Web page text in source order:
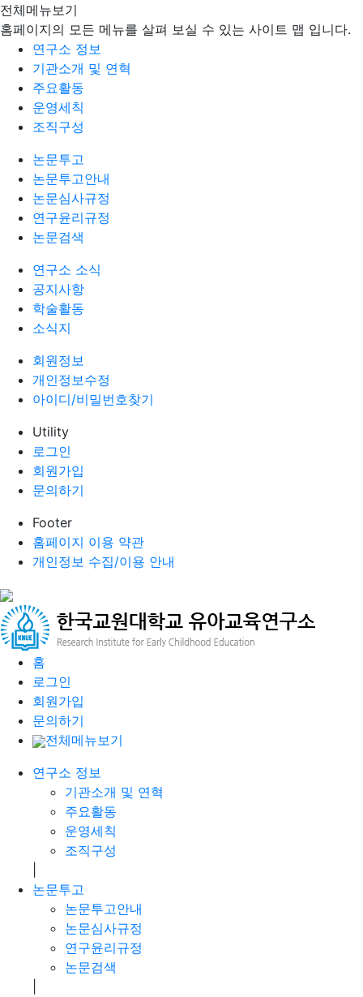
전체메뉴보기
홈페이지의 모든 메뉴를 살펴 보실 수 있는 사이트 맵 입니다.
연구소 정보
기관소개 및 연혁
주요활동
운영세칙
조직구성
논문투고
논문투고안내
논문심사규정
연구윤리규정
논문검색
연구소 소식
공지사항
학술활동
소식지
회원정보
개인정보수정
아이디/비밀번호찾기
Utility
로그인
회원가입
문의하기
Footer
홈페이지 이용 약관
개인정보 수집/이용 안내
홈
로그인
회원가입
문의하기
전체메뉴보기
연구소 정보
기관소개 및 연혁
주요활동
운영세칙
조직구성
논문투고
논문투고안내
논문심사규정
연구윤리규정
논문검색